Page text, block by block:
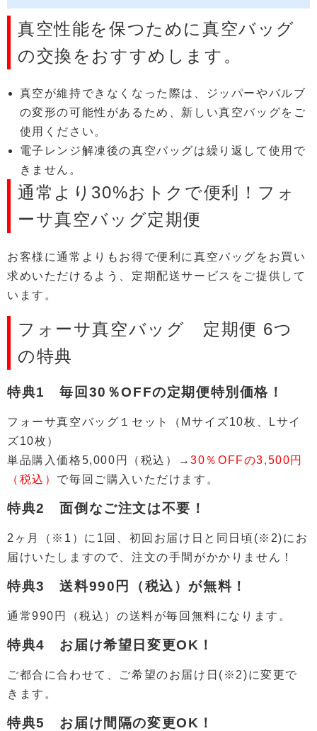
真空性能を保つために真空バッグ
の交換をおすすめします。
真空が維持できなくなった際は、ジッパーやバルブ
の変形の可能性があるため、新しい真空バッグをご
使用ください。
電子レンジ解凍後の真空バッグは繰り返して使用で
きません。
通常より30%おトクで便利！フォ
ーサ真空バッグ定期便
お客様に通常よりもお得で便利に真空バッグをお買い
求めいただけるよう、定期配送サービスをご提供して
います。
フォーサ真空バッグ 定期便 6つ
の特典
特典1 毎回30％OFFの定期便特別価格！
フォーサ真空バッグ１セット（Mサイズ10枚、Lサイ
ズ10枚）
単品購入価格5,000円（税込）→30％OFFの3,500円
（税込） で毎回ご購入いただけます。
特典2 面倒なご注文は不要！
2ヶ月（※1）に1回、初回お届け日と同日頃(※2)にお
届けいたしますので、注文の手間がかかりません！
特典3 送料990円（税込）が無料！
通常990円（税込）の送料が毎回無料になります。
特典4 お届け希望日変更OK！
ご都合に合わせて、ご希望のお届け日(※2)に変更で
きます。
特典5 お届け間隔の変更OK！